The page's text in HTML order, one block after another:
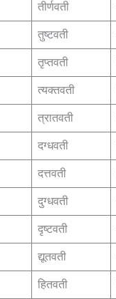
तीर्णवती
तुष्टवती
तृप्तवती
त्यक्तवती
त्रातवती
दग्धवती
दत्तवती
दुग्धवती
दृष्टवती
द्यूतवती
हितवती